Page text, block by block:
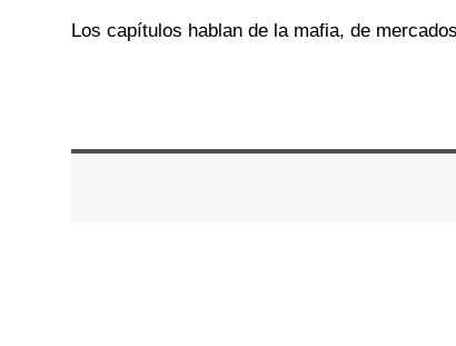
Los capítulos hablan de la mafia, de